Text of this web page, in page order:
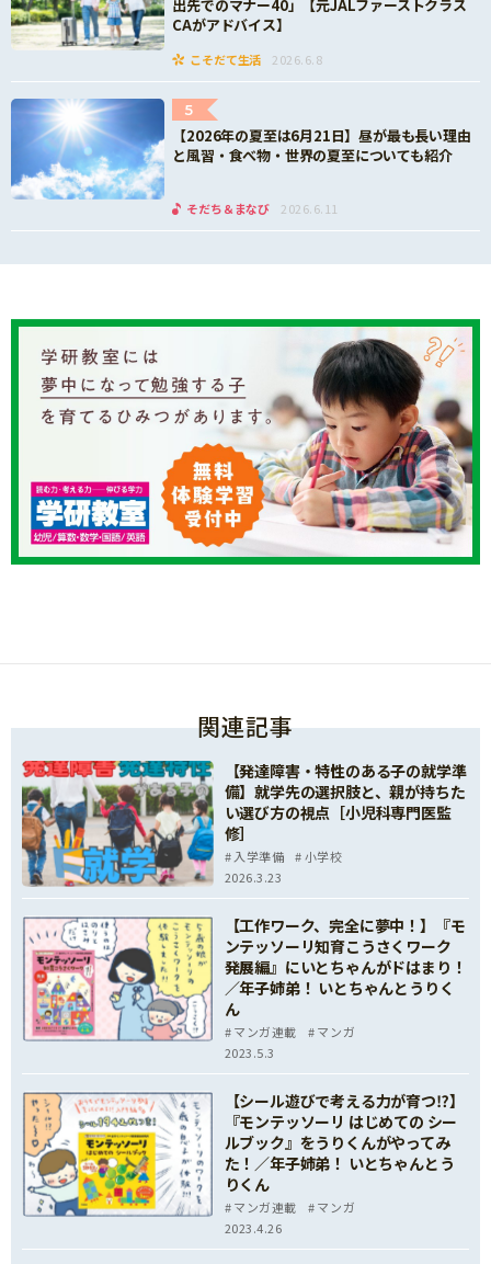
出先でのマナー40」【元JALファーストクラス
CAがアドバイス】
こそだて生活 2026.6.8
5
【2026年の夏至は6月21日】昼が最も長い理由
と風習・食べ物・世界の夏至についても紹介
そだち＆まなび 2026.6.11
関連記事
【発達障害・特性のある子の就学準
備】就学先の選択肢と、親が持ちた
い選び方の視点［小児科専門医監
修］
入学準備
小学校
2026.3.23
【工作ワーク、完全に夢中！】『モ
ンテッソーリ知育こうさくワーク
発展編』にいとちゃんがドはまり！
／年子姉弟！ いとちゃんとうりく
ん
マンガ連載
マンガ
2023.5.3
【シール遊びで考える力が育つ⁉】
『モンテッソーリ はじめての シー
ルブック』をうりくんがやってみ
た！／年子姉弟！ いとちゃんとう
りくん
マンガ連載
マンガ
2023.4.26